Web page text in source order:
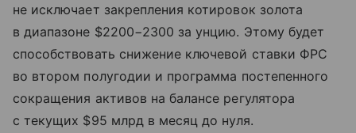
не исключает закрепления котировок золота
в диапазоне $2200−2300 за унцию. Этому будет
способствовать снижение ключевой ставки ФРС
во втором полугодии и программа постепенного
сокращения активов на балансе регулятора
с текущих $95 млрд в месяц до нуля.